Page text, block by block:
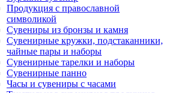
Продукция с православной
символикой
Сувениры из бронзы и камня
Сувенирные кружки, подстаканники,
чайные пары и наборы
Сувенирные тарелки и наборы
Сувенирные панно
Часы и сувениры с часами